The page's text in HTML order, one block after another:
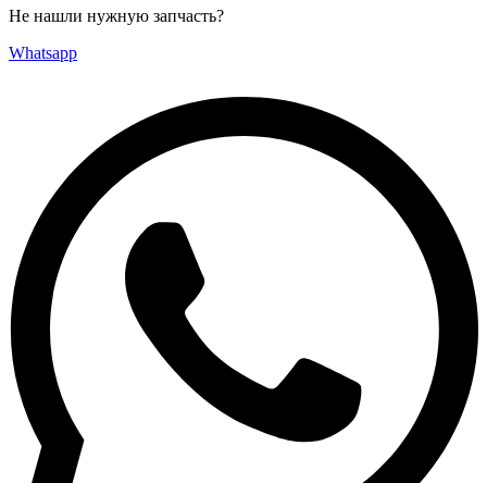
Не нашли нужную запчасть?
Whatsapp